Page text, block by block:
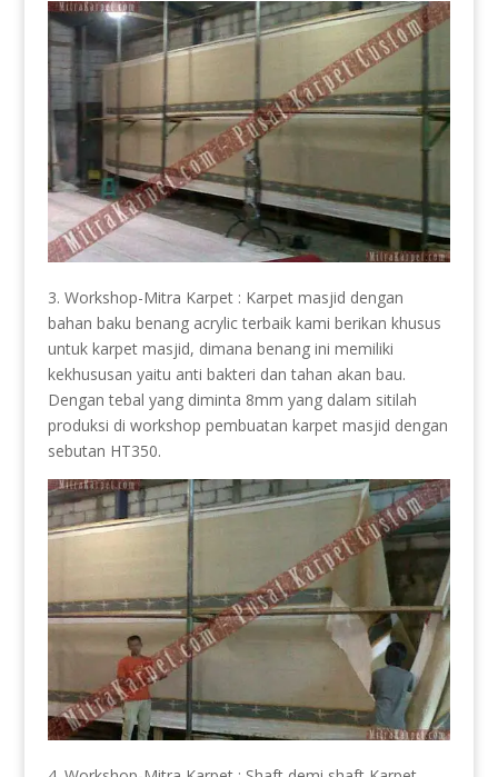
3. Workshop-Mitra Karpet : Karpet masjid dengan
bahan baku benang acrylic terbaik kami berikan khusus
untuk karpet masjid, dimana benang ini memiliki
kekhususan yaitu anti bakteri dan tahan akan bau.
Dengan tebal yang diminta 8mm yang dalam sitilah
produksi di workshop pembuatan karpet masjid dengan
sebutan HT350.